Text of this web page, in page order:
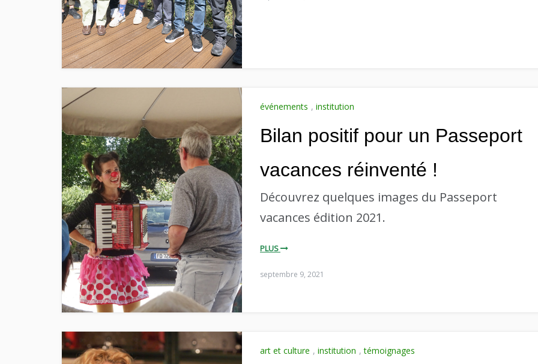
événements , institution
Bilan positif pour un Passeport
vacances réinventé !
Découvrez quelques images du Passeport
vacances édition 2021.
PLUS
septembre 9, 2021
art et culture , institution ,témoignages